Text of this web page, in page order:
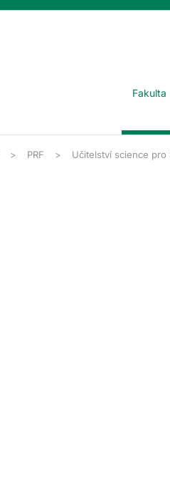
Fakulta
PRF Učitelství science pro